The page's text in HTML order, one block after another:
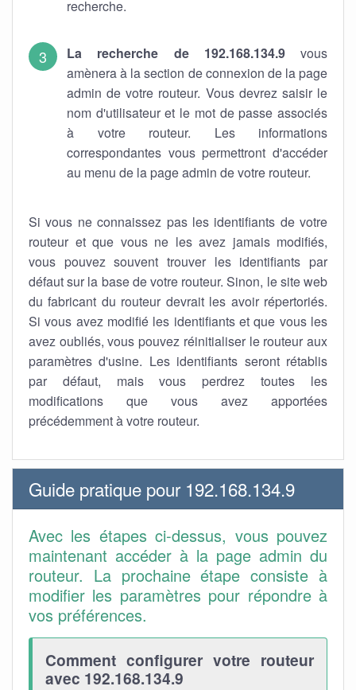
recherche.
La recherche de 192.168.134.9vous
amènera à la section de connexion de la page
admin de votre routeur. Vous devrez saisir le
nom d'utilisateur et le mot de passe associés
à votre routeur. Les informations
correspondantes vous permettront d'accéder
au menu de la page admin de votre routeur.
Si vous ne connaissez pas les identifiants de votre
routeur et que vous ne les avez jamais modifiés,
vous pouvez souvent trouver les identifiants par
défaut sur la base de votre routeur. Sinon, le site web
du fabricant du routeur devrait les avoir répertoriés.
Si vous avez modifié les identifiants et que vous les
avez oubliés, vous pouvez réinitialiser le routeur aux
paramètres d'usine. Les identifiants seront rétablis
par défaut, mais vous perdrez toutes les
modifications que vous avez apportées
précédemment à votre routeur.
Guide pratique pour 192.168.134.9
Avec les étapes ci-dessus, vous pouvez
maintenant accéder à la page admin du
routeur. La prochaine étape consiste à
modifier les paramètres pour répondre à
vos préférences.
Comment configurer votre routeur
avec 192.168.134.9